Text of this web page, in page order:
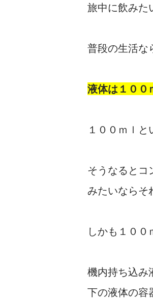
旅中に飲みた
普段の生活な
液体は１００
１００ｍｌ
そうなるとコ
みたいならそ
しかも１００
機内持ち込み
下の液体の容